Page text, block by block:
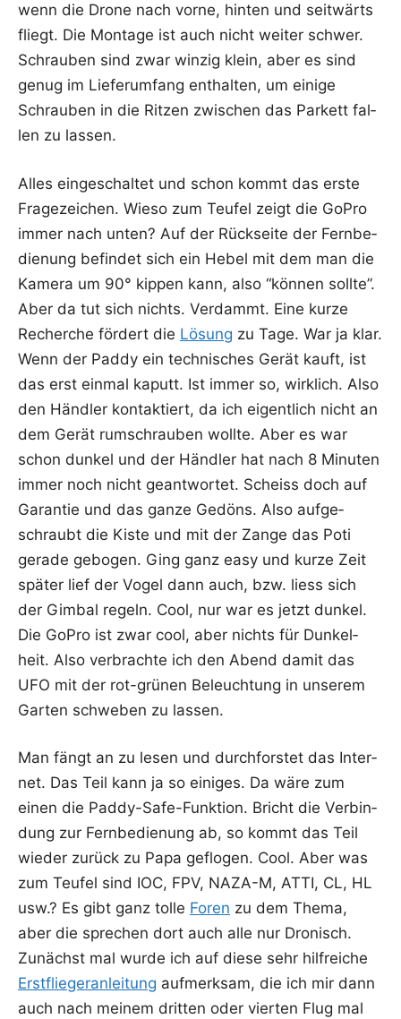
wenn die Dro­ne nach vor­ne, hin­ten und seit­wärts
fliegt. Die Mon­ta­ge ist auch nicht wei­ter schwer.
Schrau­ben sind zwar win­zig klein, aber es sind
genug im Lie­fer­um­fang ent­hal­ten, um eini­ge
Schrau­ben in die Rit­zen zwi­schen das Par­kett fal­
len zu lassen.
Alles ein­ge­schal­tet und schon kommt das ers­te
Fra­ge­zei­chen. Wie­so zum Teu­fel zeigt die GoPro
immer nach unten? Auf der Rück­sei­te der Fern­be­
die­nung befin­det sich ein Hebel mit dem man die
Kame­ra um 90° kip­pen kann, also “kön­nen soll­te”.
Aber da tut sich nichts. Ver­dammt. Eine kur­ze
Recher­che för­dert die Lösung zu Tage. War ja klar.
Wenn der Pad­dy ein tech­ni­sches Gerät kauft, ist
das erst ein­mal kaputt. Ist immer so, wirk­lich. Also
den Händ­ler kon­tak­tiert, da ich eigent­lich nicht an
dem Gerät rum­schrau­ben woll­te. Aber es war
schon dun­kel und der Händ­ler hat nach 8 Minu­ten
immer noch nicht geant­wor­tet. Scheiss doch auf
Garan­tie und das gan­ze Gedöns. Also auf­ge­
schraubt die Kis­te und mit der Zan­ge das Poti
gera­de gebo­gen. Ging ganz easy und kur­ze Zeit
spä­ter lief der Vogel dann auch, bzw. liess sich
der Gim­bal regeln. Cool, nur war es jetzt dun­kel.
Die GoPro ist zwar cool, aber nichts für Dun­kel­
heit. Also ver­brach­te ich den Abend damit das
UFO mit der rot-grü­nen Beleuch­tung in unse­rem
Gar­ten schwe­ben zu lassen.
Man fängt an zu lesen und durch­fors­tet das Inter­
net. Das Teil kann ja so eini­ges. Da wäre zum
einen die Pad­dy-Safe-Funk­ti­on. Bricht die Ver­bin­
dung zur Fern­be­die­nung ab, so kommt das Teil
wie­der zurück zu Papa geflo­gen. Cool. Aber was
zum Teu­fel sind IOC, FPV, NAZA-M, ATTI, CL, HL
usw.? Es gibt ganz tol­le Foren zu dem The­ma,
aber die spre­chen dort auch alle nur Dro­nisch.
Zunächst mal wur­de ich auf die­se sehr hilf­rei­che
Erst­flie­ger­an­lei­tung auf­merk­sam, die ich mir dann
auch nach mei­nem drit­ten oder vier­ten Flug mal